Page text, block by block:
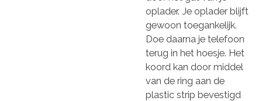
oplader. Je oplader blijft
gewoon toegankelijk.
Doe daarna je telefoon
terug in het hoesje. Het
koord kan door middel
van de ring aan de
plastic strip bevestigd